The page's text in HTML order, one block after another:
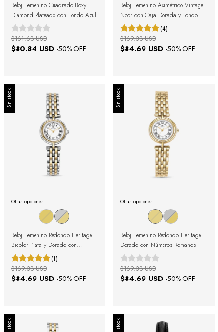
Reloj Femenino Cuadrado Boxy
Diamond Plateado con Fondo Azul
$80.84 USD -50% OFF
$161.68 USD
Reloj Femenino Asimétrico Vintage
Noor con Caja Dorada y Fondo
Dorado
(4)
$84.69 USD -50% OFF
$169.38 USD
Sin stock
Otras opciones:
Reloj Femenino Redondo Heritage
Bicolor Plata y Dorado con
Números Romanos(1)
$84.69 USD -50% OFF
$169.38 USD
Sin stock
Otras opciones:
Reloj Femenino Redondo Heritage
Dorado con Números Romanos
$84.69 USD -50% OFF
$169.38 USD